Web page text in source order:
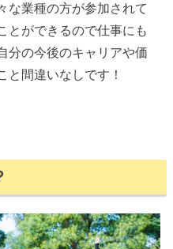
な業種の方が参加されて
とができるので仕事にも
分の今後のキャリアや価
と間違いなしです！